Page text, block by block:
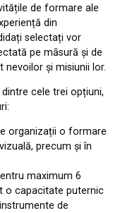
de formare ale
din
selectați vor
pe māsurā și de
nevoilor și misiunii lor.
cele trei opțiuni,
organizații o formare
precum și în
maximum 6
o capacitate puternic
de